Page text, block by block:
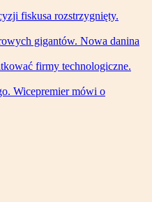
fiskusa rozstrzygnięty.
gigantów. Nowa danina
firmy technologiczne.
Wicepremier mówi o